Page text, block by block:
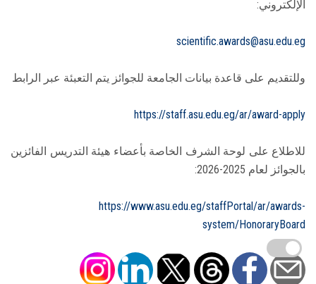
الإلكتروني:
scientific.awards@asu.edu.eg
وللتقديم على قاعدة بيانات الجامعة للجوائز يتم التعبئة عبر الرابط
https://staff.asu.edu.eg/ar/award-apply
للاطلاع على لوحة الشرف الخاصة بأعضاء هيئة التدريس الفائزين
بالجوائز لعام 2025-2026:
https://www.asu.edu.eg/staffPortal/ar/awards-
system/HonoraryBoard